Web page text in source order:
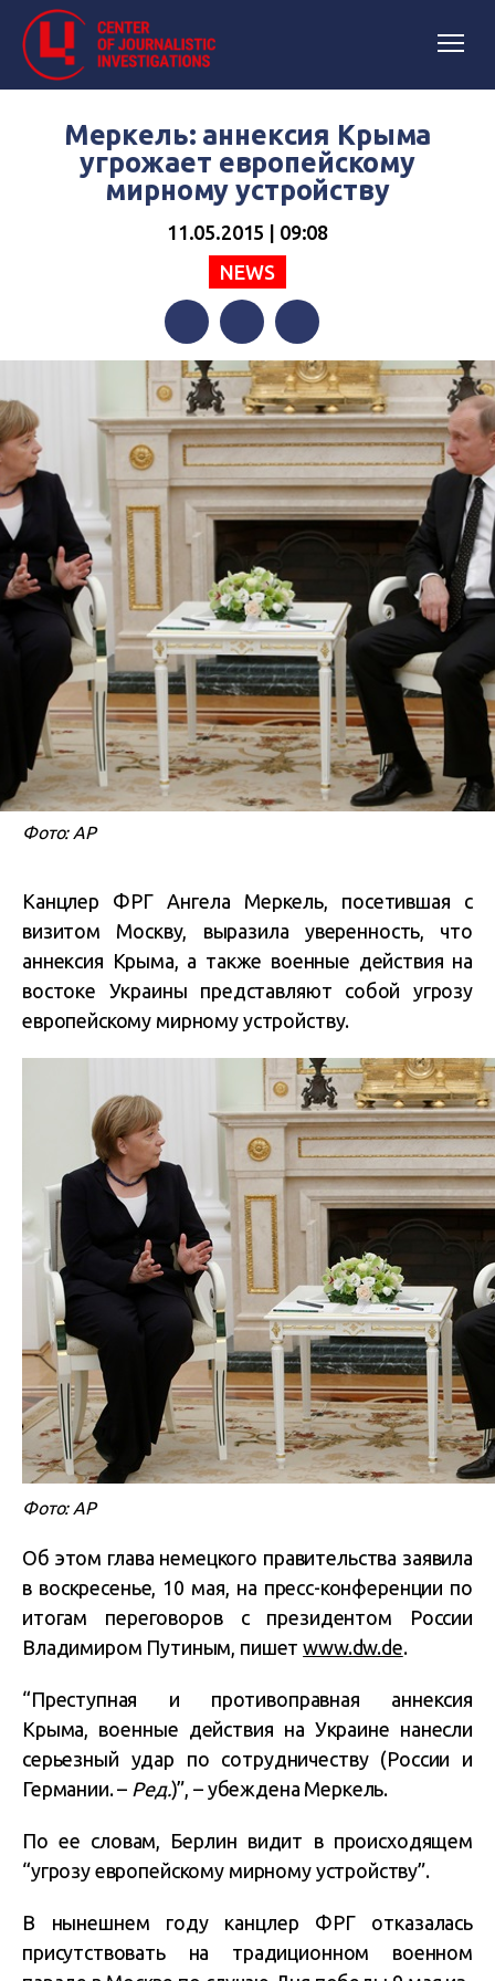
Меркель: аннексия Крыма
угрожает европейскому
мирному устройству
11.05.2015 | 09:08
NEWS
FacebookTwitterTelegram
Фото: АР
Канцлер ФРГ Ангела Меркель, посетившая с
визитом Москву, выразила уверенность, что
аннексия Крыма, а также военные действия на
востоке Украины представляют собой угрозу
европейскому мирному устройству.
Фото: АР
Об этом глава немецкого правительства заявила
в воскресенье, 10 мая, на пресс-конференции по
итогам переговоров с президентом России
Владимиром Путиным, пишетwww.dw.de.
“Преступная и противоправная аннексия
Крыма, военные действия на Украине нанесли
серьезный удар по сотрудничеству (России и
Германии. – Ред.)”, – убеждена Меркель.
По ее словам, Берлин видит в происходящем
“угрозу европейскому мирному устройству”.
В нынешнем году канцлер ФРГ отказалась
присутствовать на традиционном военном